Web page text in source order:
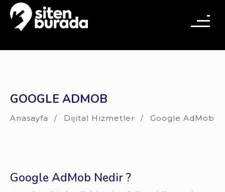
GOOGLE ADMOB
Anasayfa Dijital Hizmetler Google AdMob
Google AdMob Nedir ?